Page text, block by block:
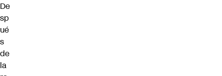
De
sp
ué
s
de
la